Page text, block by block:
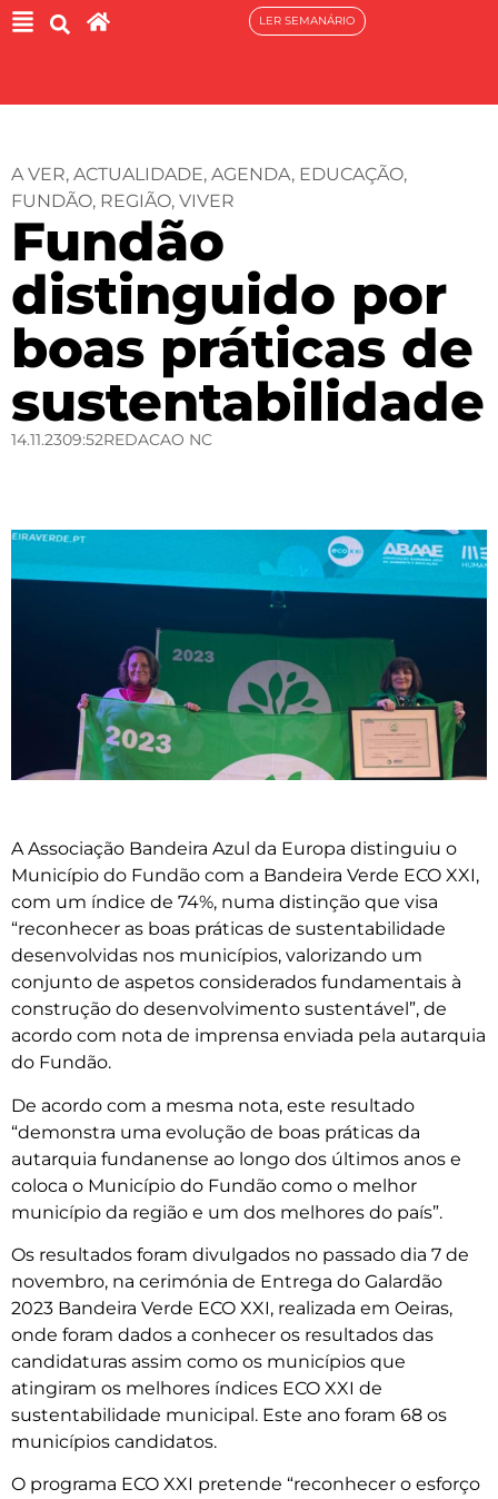
LER SEMANÁRIO
A VER, ACTUALIDADE, AGENDA, EDUCAÇÃO,
FUNDÃO, REGIÃO, VIVER
Fundão
distinguido por
boas práticas de
sustentabilidade
14.11.2309:52REDACAO NC
A Associação Bandeira Azul da Europa distinguiu o
Município do Fundão com a Bandeira Verde ECO XXI,
com um índice de 74%, numa distinção que visa
“reconhecer as boas práticas de sustentabilidade
desenvolvidas nos municípios, valorizando um
conjunto de aspetos considerados fundamentais à
construção do desenvolvimento sustentável”, de
acordo com nota de imprensa enviada pela autarquia
do Fundão.
De acordo com a mesma nota, este resultado
“demonstra uma evolução de boas práticas da
autarquia fundanense ao longo dos últimos anos e
coloca o Município do Fundão como o melhor
município da região e um dos melhores do país”.
Os resultados foram divulgados no passado dia 7 de
novembro, na cerimónia de Entrega do Galardão
2023 Bandeira Verde ECO XXI, realizada em Oeiras,
onde foram dados a conhecer os resultados das
candidaturas assim como os municípios que
atingiram os melhores índices ECO XXI de
sustentabilidade municipal. Este ano foram 68 os
municípios candidatos.
O programa ECO XXI pretende “reconhecer o esforço